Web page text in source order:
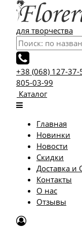
для творчества
+38 (068) 127-37-
805-03-99
Каталог
Главная
Новинки
Новости
Скидки
Доставка и
Контакты
О нас
Отзывы